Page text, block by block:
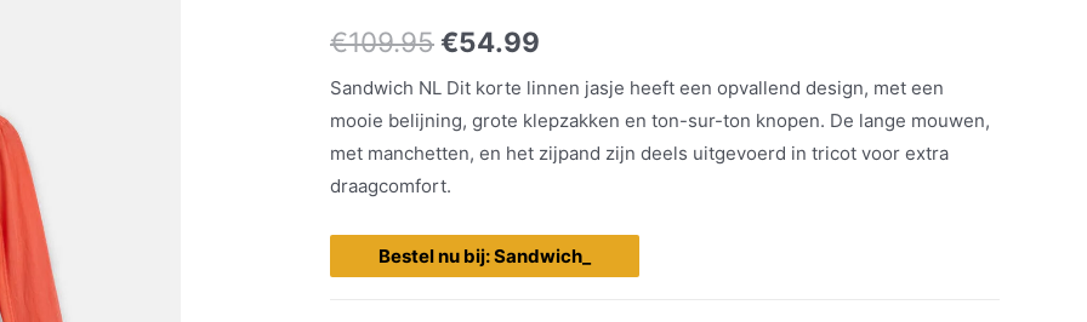
€109.95€54.99
Sandwich NL Dit korte linnen jasje heeft een opvallend design, met een
mooie belijning, grote klepzakken en ton-sur-ton knopen. De lange mouwen,
met manchetten, en het zijpand zijn deels uitgevoerd in tricot voor extra
draagcomfort.
Bestel nu bij: Sandwich_